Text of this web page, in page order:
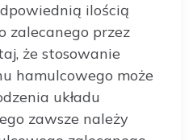
ilością
zalecanego przez
że stosowanie
hamulcowego może
układu
zawsze należy